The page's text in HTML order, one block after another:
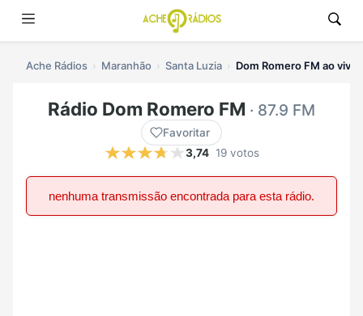
Ache Rádios Maranhão Santa Luzia Dom Romero FM ao vivo
Rádio Dom Romero FM · 87.9 FM
Favoritar
3,74 19 votos
nenhuma transmissão encontrada para esta rádio.